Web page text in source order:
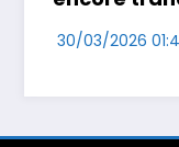
Atlantique
29/03/2026